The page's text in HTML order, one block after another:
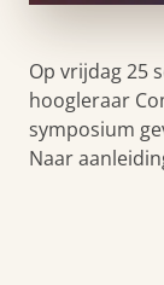
Op vrijdag 25
hoogleraar
symposium
Naar